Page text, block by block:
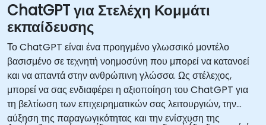
ChatGPT για Στελέχη Κομμάτι
εκπαίδευσης
Το ChatGPT είναι ένα προηγμένο γλωσσικό μοντέλο
βασισμένο σε τεχνητή νοημοσύνη που μπορεί να κατανοεί
και να απαντά στην ανθρώπινη γλώσσα. Ως στέλεχος,
μπορεί να σας ενδιαφέρει η αξιοποίηση του ChatGPT για
τη βελτίωση των επιχειρηματικών σας λειτουργιών, την
αύξηση της παραγωγικότητας και την ενίσχυση της